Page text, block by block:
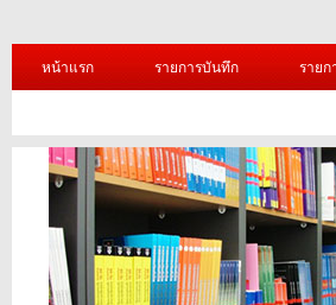
หน้าแรก รายการบันทึก รายก